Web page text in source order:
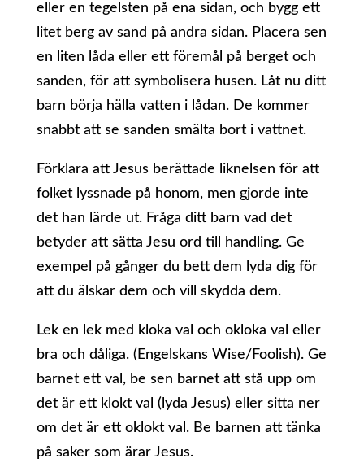
eller en tegelsten på ena sidan, och bygg ett
litet berg av sand på andra sidan. Placera sen
en liten låda eller ett föremål på berget och
sanden, för att symbolisera husen. Låt nu ditt
barn börja hälla vatten i lådan. De kommer
snabbt att se sanden smälta bort i vattnet.
Förklara att Jesus berättade liknelsen för att
folket lyssnade på honom, men gjorde inte
det han lärde ut. Fråga ditt barn vad det
betyder att sätta Jesu ord till handling. Ge
exempel på gånger du bett dem lyda dig för
att du älskar dem och vill skydda dem.
Lek en lek med kloka val och okloka val eller
bra och dåliga. (Engelskans Wise/Foolish). Ge
barnet ett val, be sen barnet att stå upp om
det är ett klokt val (lyda Jesus) eller sitta ner
om det är ett oklokt val. Be barnen att tänka
på saker som ärar Jesus.